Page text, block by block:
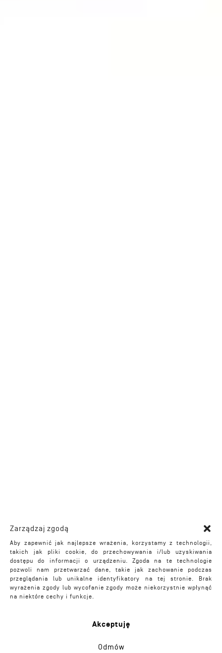
Zarządzaj zgodą
Aby zapewnić jak najlepsze wrażenia, korzystamy z technologii,
takich jak pliki cookie, do przechowywania i/lub uzyskiwania
dostępu do informacji o urządzeniu. Zgoda na te technologie
pozwoli nam przetwarzać dane, takie jak zachowanie podczas
przeglądania lub unikalne identyfikatory na tej stronie. Brak
wyrażenia zgody lub wycofanie zgody może niekorzystnie wpłynąć
na niektóre cechy i funkcje.
Akceptuję
Odmów